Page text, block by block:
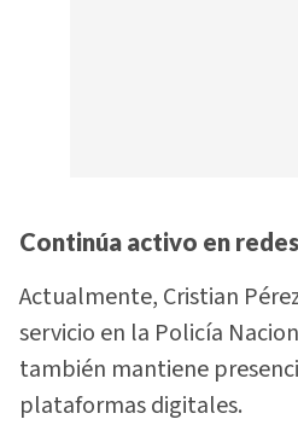
Continúa activo en
Actualmente, Cristian
servicio en la Policía
también mantiene
plataformas digitales.